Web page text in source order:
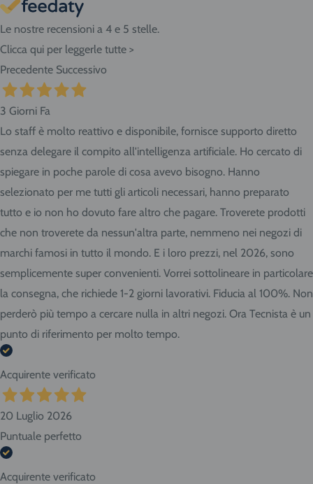
Le nostre recensioni a 4 e 5 stelle.
Clicca qui per leggerle tutte >
Precedente Successivo
3 Giorni Fa
Lo staff è molto reattivo e disponibile, fornisce supporto diretto
senza delegare il compito all'intelligenza artificiale. Ho cercato di
spiegare in poche parole di cosa avevo bisogno. Hanno
selezionato per me tutti gli articoli necessari, hanno preparato
tutto e io non ho dovuto fare altro che pagare. Troverete prodotti
che non troverete da nessun'altra parte, nemmeno nei negozi di
marchi famosi in tutto il mondo. E i loro prezzi, nel 2026, sono
semplicemente super convenienti. Vorrei sottolineare in particolare
la consegna, che richiede 1-2 giorni lavorativi. Fiducia al 100%. Non
perderò più tempo a cercare nulla in altri negozi. Ora Tecnista è un
punto di riferimento per molto tempo.
Acquirente verificato
20 Luglio 2026
Puntuale perfetto
Acquirente verificato